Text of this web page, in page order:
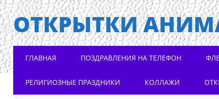
ОТКРЫТКИ
Main menu
ГЛАВНАЯ ПОЗДРАВЛЕНИЯ НА ТЕЛЕФОН
РЕЛИГИОЗНЫЕ ПРАЗДНИКИ КОЛЛАЖИ